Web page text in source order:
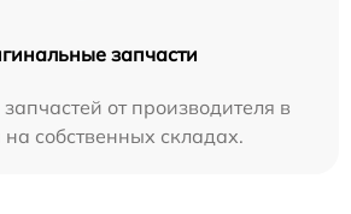
запчасти
от производителя в
собственных складах.